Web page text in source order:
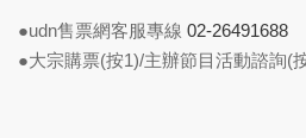
●udn售票網客服專線 02-26491688
●大宗購票(按1)/主辦節目活動諮詢(